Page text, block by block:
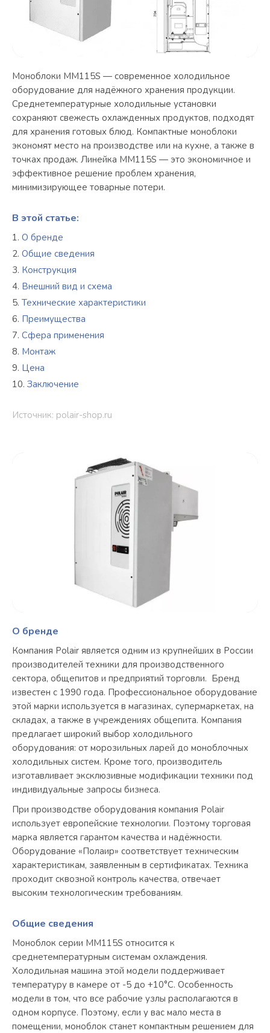
Моноблоки MM115S — современное холодильное
оборудование для надёжного хранения продукции.
Среднетемпературные холодильные установки
сохраняют свежесть охлажденных продуктов, подходят
для хранения готовых блюд. Компактные моноблоки
экономят место на производстве или на кухне, а также в
точках продаж. Линейка MM115S — это экономичное и
эффективное решение проблем хранения,
минимизирующее товарные потери.
В этой статье:
О бренде
Общие сведения
Конструкция
Внешний вид и схема
Технические характеристики
Преимущества
Сфера применения
Монтаж
Цена
Заключение
Источник: polair-shop.ru
О бренде
Компания Polair является одним из крупнейших в России
производителей техники для производственного
сектора, общепитов и предприятий торговли. Бренд
известен с 1990 года. Профессиональное оборудование
этой марки используется в магазинах, супермаркетах, на
складах, а также в учреждениях общепита. Компания
предлагает широкий выбор холодильного
оборудования: от морозильных ларей до моноблочных
холодильных систем. Кроме того, производитель
изготавливает эксклюзивные модификации техники под
индивидуальные запросы бизнеса.
При производстве оборудования компания Polair
использует европейские технологии. Поэтому торговая
марка является гарантом качества и надёжности.
Оборудование «Полаир» соответствует техническим
характеристикам, заявленным в сертификатах. Техника
проходит сквозной контроль качества, отвечает
высоким технологическим требованиям.
Общие сведения
Моноблок серии MM115S относится к
среднетемпературным системам охлаждения.
Холодильная машина этой модели поддерживает
температуру в камере от -5 до +10°C. Особенность
модели в том, что все рабочие узлы располагаются в
одном корпусе. Поэтому, если у вас мало места в
помещении, моноблок станет компактным решением для